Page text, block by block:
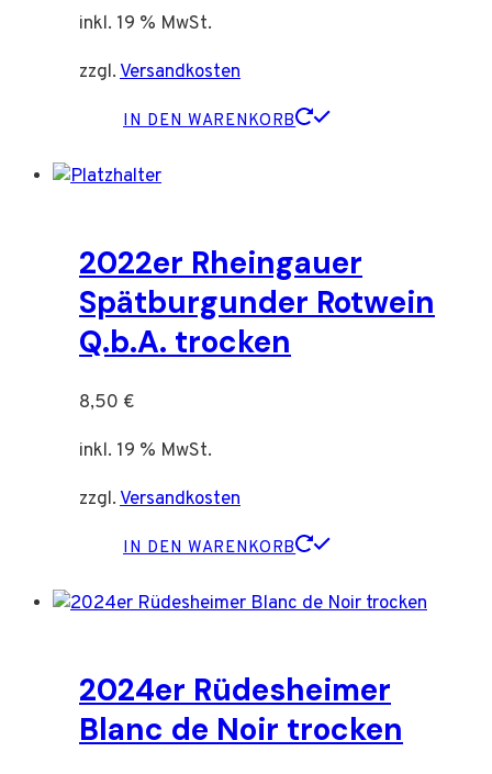
inkl. 19 % MwSt.
zzgl.Versandkosten
IN DEN WARENKORB
2022er Rheingauer
Spätburgunder Rotwein
Q.b.A. trocken
8,50 €
inkl. 19 % MwSt.
zzgl.Versandkosten
IN DEN WARENKORB
2024er Rüdesheimer
Blanc de Noir trocken